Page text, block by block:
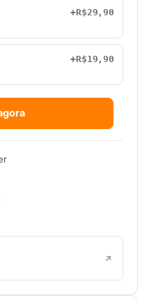
+R$29,90
+R$19,90